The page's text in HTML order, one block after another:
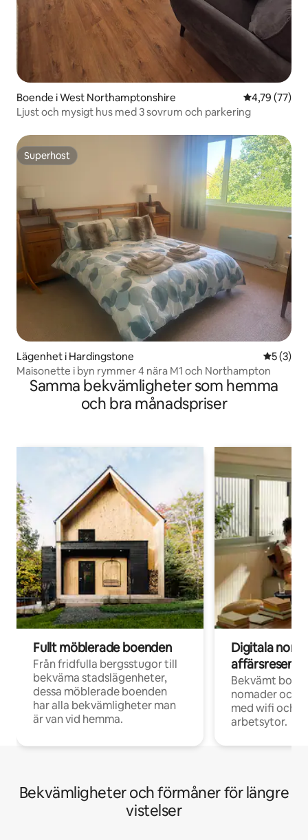
Boende i West Northamptonshire 4,79 av 5 i
4,79 (77)
Ljust och mysigt hus med 3 sovrum och parkering
Superhost
Superhost
Lägenhet i Hardingstone 5 av 5 i
5 (3)
Maisonette i byn rymmer 4 nära M1 och Northampton
Samma bekvämligheter som hemma
och bra månadspriser
Fullt möblerade boenden
Från fridfulla bergsstugor till
bekväma stadslägenheter,
dessa möblerade boenden
har alla bekvämligheter man
är van vid hemma.
Digitala
Bekvämt
nomader och
med wifi och
arbetsytor.
Bekvämligheter och förmåner för längre
vistelser